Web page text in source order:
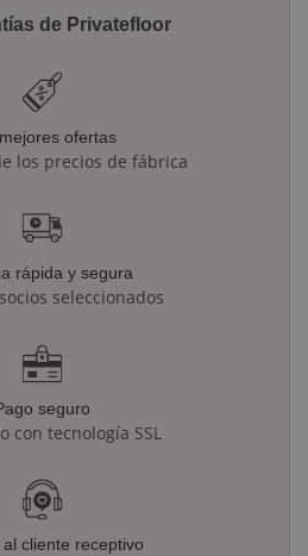
de Privatefloor
ofertas
los precios de fábrica
rápida y segura
seleccionados
seguro
con tecnología SSL
al cliente receptivo